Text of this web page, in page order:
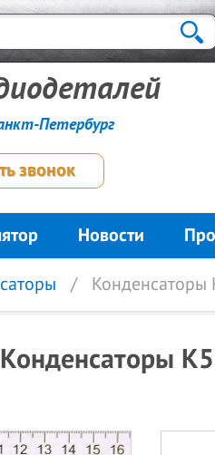
Петербург
звонок
Новости
Конденсаторы